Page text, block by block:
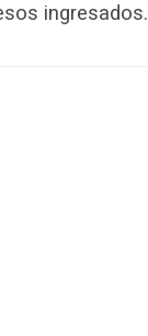
ingresados.